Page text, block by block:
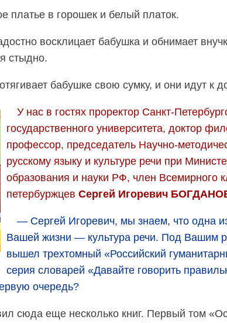
платье в горошек и белый платок.
восклицает бабушка и обнимает
стыдно.
бабушке свою сумку, и они идут к
У нас в гостях проректор Санкт-
государственного университета, доктор
профессор, председатель Научно-
русскому языку и культуре речи при
образования и науки РФ, член Всемирного
петербуржцев Сергей Игоревич
— Сергей Игоревич, мы знаем, что одна
Вашей жизни — культура речи. Под Вашим
вышел трехтомный «Российский
серия словарей «Давайте говорить
очередь?
сюда еще несколько книг. Первый том